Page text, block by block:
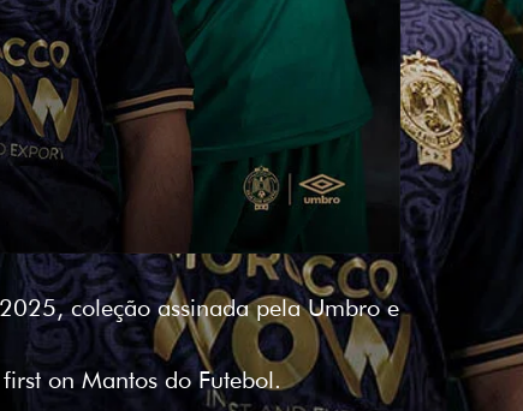
coleção assinada pela Umbro e
on Mantos do Futebol.